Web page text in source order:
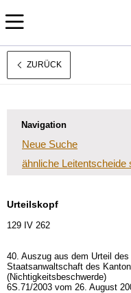
Rechtsprechung
ZURÜCK
Navigation
Neue Suche
ähnliche Leitentscheide
Urteilskopf
129 IV 262
40. Auszug aus dem Urteil
Staatsanwaltschaft des
(Nichtigkeitsbeschwerde)
6S.71/2003 vom 26. August